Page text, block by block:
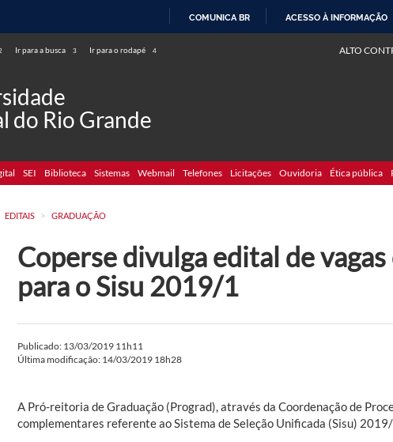
COMUNICA BR ACESSO À INFORMAÇÃO
Ir para a busca 3 Ir para o rodapé 4 ALTO
do Rio Grande
SEI Biblioteca Sistemas Webmail Telefones Licitações Ouvidoria Ética pública
EDITAIS > GRADUAÇÃO
Coperse divulga edital de
para o Sisu 2019/1
Publicado: 13/03/2019 11h11
Última modificação: 14/03/2019 18h28
A Pró-reitoria de Graduação (Prograd), através da Coordenação de
complementares referente ao Sistema de Seleção Unificada (Sisu) 2019/